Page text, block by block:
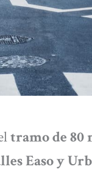
tramo de 80
Easo y